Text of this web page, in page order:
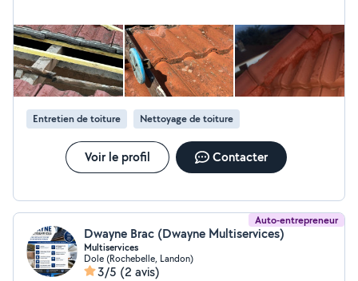
Entretien de toiture Nettoyage de toiture
Voir le profil Contacter
Auto-entrepreneur
Dwayne Brac (Dwayne Multiservices)
Multiservices
Dole (Rochebelle, Landon)
3/5 (2 avis)